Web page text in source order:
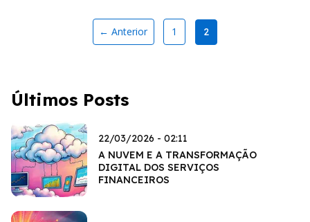
← Anterior 1 2
Últimos Posts
22/03/2026 - 02:11
A NUVEM E A TRANSFORMAÇÃO
DIGITAL DOS SERVIÇOS
FINANCEIROS